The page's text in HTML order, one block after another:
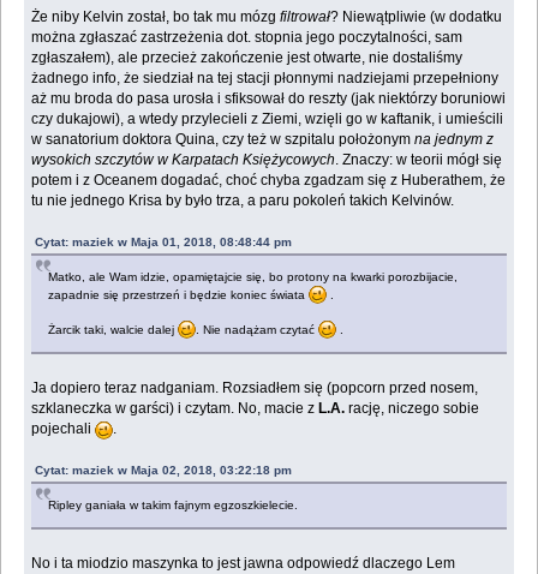
Że niby Kelvin został, bo tak mu mózgfiltrował? Niewątpliwie (w dodatku
można zgłaszać zastrzeżenia dot. stopnia jego poczytalności, sam
zgłaszałem), ale przecież zakończenie jest otwarte, nie dostaliśmy
żadnego info, że siedział na tej stacji płonnymi nadziejami przepełniony
aż mu broda do pasa urosła i sfiksował do reszty (jak niektórzy boruniowi
czy dukajowi), a wtedy przylecieli z Ziemi, wzięli go w kaftanik, i umieścili
w sanatorium doktora Quina, czy też w szpitalu położonymna jednym z
wysokich szczytów w Karpatach Księżycowych. Znaczy: w teorii mógł się
potem i z Oceanem dogadać, choć chyba zgadzam się z Huberathem, że
tu nie jednego Krisa by było trza, a paru pokoleń takich Kelvinów.
Cytat: maziek w Maja 01, 2018, 08:48:44 pm
Matko, ale Wam idzie, opamiętajcie się, bo protony na kwarki porozbijacie,
zapadnie się przestrzeń i będzie koniec świata
.
Żarcik taki, walcie dalej . Nie nadążam czytać .
Ja dopiero teraz nadganiam. Rozsiadłem się (popcorn przed nosem,
szklaneczka w garści) i czytam. No, macie z L.A. rację, niczego sobie
pojechali
.
Cytat: maziek w Maja 02, 2018, 03:22:18 pm
Ripley ganiała w takim fajnym egzoszkielecie.
No i ta miodzio maszynka to jest jawna odpowiedź dlaczego Lem